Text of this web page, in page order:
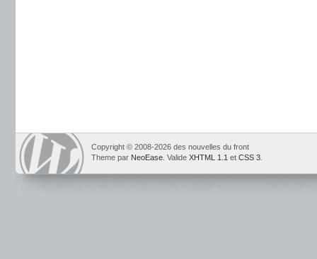
Copyright © 2008-2026 des nouvelles du front
Theme par NeoEase . Valide XHTML 1.1 et CSS 3